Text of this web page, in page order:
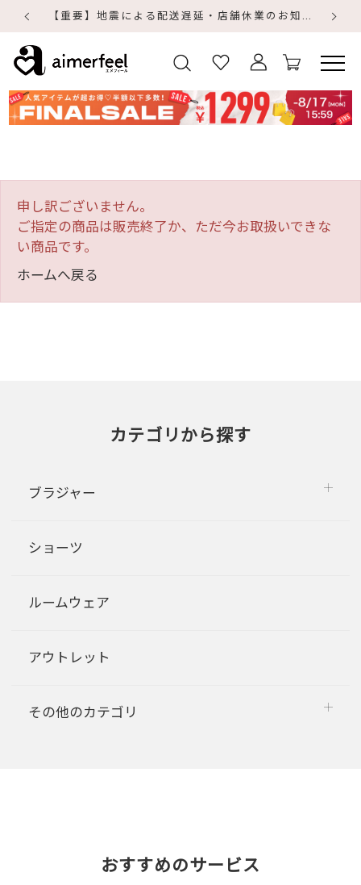
【重要】地震による配送遅延・店舗休業のお知らせ
申し訳ございません。
ご指定の商品は販売終了か、ただ今お取扱いできな
い商品です。
ホームへ戻る
カテゴリから探す
ブラジャー
ショーツ
ルームウェア
アウトレット
その他のカテゴリ
おすすめのサービス